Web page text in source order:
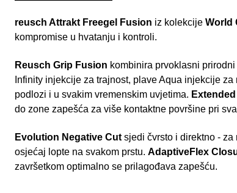
reusch Attrakt Freegel Fusion iz kolekcije World
kompromise u hvatanju i kontroli.
Reusch Grip Fusion kombinira prvoklasni
Infinity injekcije za trajnost, plave Aqua injekcije
podlozi i u svakim vremenskim uvjetima.
do zone zapešća za više kontaktne površine pri
Evolution Negative Cutsjedi čvrsto i direktno - za
osjećaj lopte na svakom prstu. AdaptiveFlex
završetkom optimalno se prilagođava zapešću.